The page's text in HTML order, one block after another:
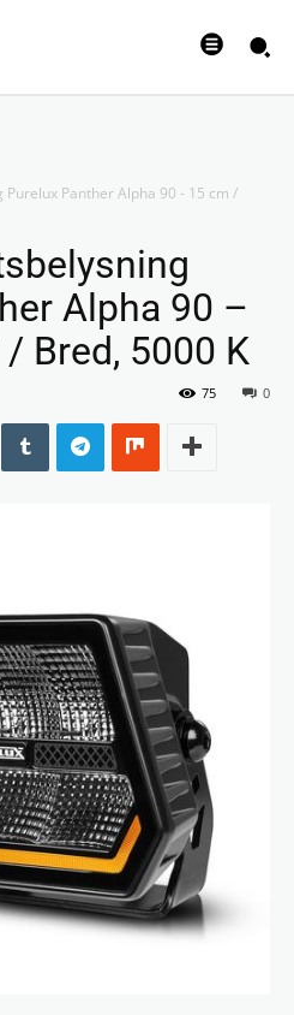
Panther Alpha 90 - 15 cm /
Alpha 90 –
Bred, 5000 K
0
75